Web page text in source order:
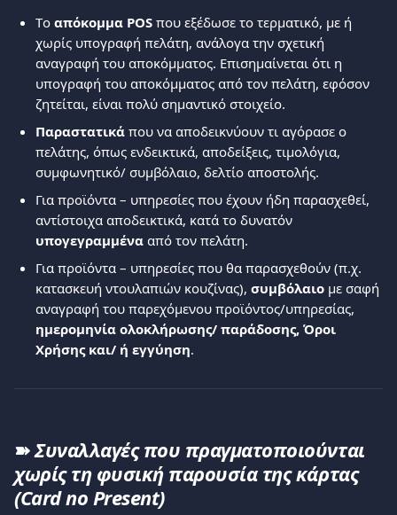
Tο απόκομμα POS που εξέδωσε το τερματικό, με ή
χωρίς υπογραφή πελάτη, ανάλογα την σχετική
αναγραφή του αποκόμματος. Επισημαίνεται ότι η
υπογραφή του αποκόμματος από τον πελάτη, εφόσον
ζητείται, είναι πολύ σημαντικό στοιχείο.
Παραστατικά που να αποδεικνύουν τι αγόρασε ο
πελάτης, όπως ενδεικτικά, αποδείξεις, τιμολόγια,
συμφωνητικό/ συμβόλαιο, δελτίο αποστολής.
Για προϊόντα – υπηρεσίες που έχουν ήδη παρασχεθεί,
αντίστοιχα αποδεικτικά, κατά το δυνατόν
υπογεγραμμένα από τον πελάτη.
Για προϊόντα – υπηρεσίες που θα παρασχεθούν (π.χ.
κατασκευή ντουλαπιών κουζίνας), συμβόλαιο με σαφή
αναγραφή του παρεχόμενου προϊόντος/υπηρεσίας,
ημερομηνία ολοκλήρωσης/ παράδοσης, Όροι
Χρήσης και/ ή εγγύηση.
➽ Συναλλαγές που πραγματοποιούνται
χωρίς τη φυσική παρουσία της κάρτας
(Card no Present)